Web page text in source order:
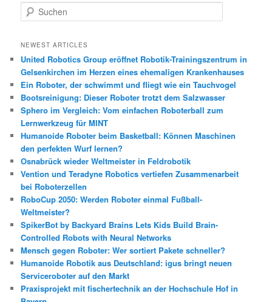
u
h
n
NEWEST ARTICLES
United Robotics Group eröffnet Robotik-Trainingszentrum in
Gelsenkirchen im Herzen eines ehemaligen Krankenhauses
Ein Roboter, der schwimmt und fliegt wie ein Tauchvogel
Bootsreinigung: Dieser Roboter trotzt dem Salzwasser
Sphero im Vergleich: Vom einfachen Roboterball zum
Lernwerkzeug für MINT
Humanoide Roboter beim Basketball: Können Maschinen
den perfekten Wurf lernen?
Osnabrück wieder Weltmeister in Feldrobotik
Vention und Teradyne Robotics vertiefen Zusammenarbeit
bei Roboterzellen
RoboCup 2050: Werden Roboter einmal Fußball-
Weltmeister?
SpikerBot by Backyard Brains Lets Kids Build Brain-
Controlled Robots with Neural Networks
Mensch gegen Roboter: Wer sortiert Pakete schneller?
Humanoide Robotik aus Deutschland: igus bringt neuen
Serviceroboter auf den Markt
Praxisprojekt mit fischertechnik an der Hochschule Hof in